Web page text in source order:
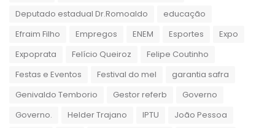
Deputado estadual Dr.Romoaldo
educação
Efraim Filho
Empregos ENEM Esportes
Expo
Expoprata
Felício Queiroz
Felipe Coutinho
Festas e Eventos
Festival do mel
garantia safra
Genivaldo Temborio
Gestor referb
Governo
Governo.
Helder Trajano IPTU
João Pessoa